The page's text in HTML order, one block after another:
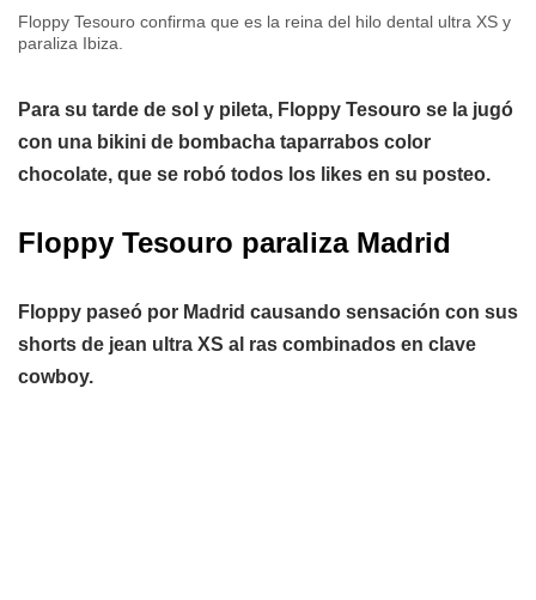
Floppy Tesouro confirma que es la reina del hilo dental ultra XS y
paraliza Ibiza.
Para su tarde de sol y pileta, Floppy Tesouro se la jugó
con una bikini de bombacha taparrabos color
chocolate, que se robó todos los likes en su posteo.
Floppy Tesouro paraliza Madrid
Floppy paseó por Madrid causando sensación con sus
shorts de jean ultra XS al ras combinados en clave
cowboy.